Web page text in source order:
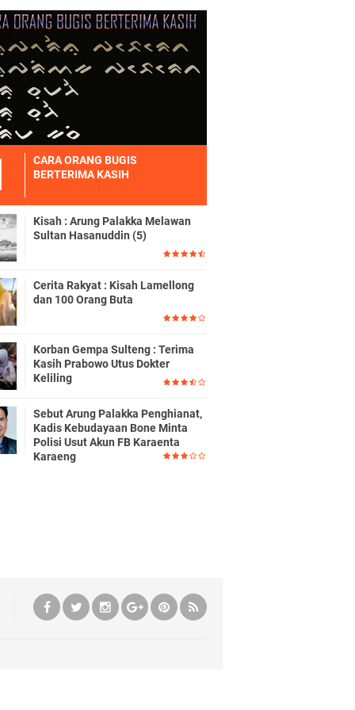
CARA ORANG BUGIS
BERTERIMA KASIH
Kisah : Arung Palakka Melawan
Sultan Hasanuddin (5)
Cerita Rakyat : Kisah Lamellong
dan 100 Orang Buta
Korban Gempa Sulteng : Terima
Kasih Prabowo Utus Dokter
Keliling
Sebut Arung Palakka Penghianat,
Kadis Kebudayaan Bone Minta
Polisi Usut Akun FB Karaenta
Karaeng